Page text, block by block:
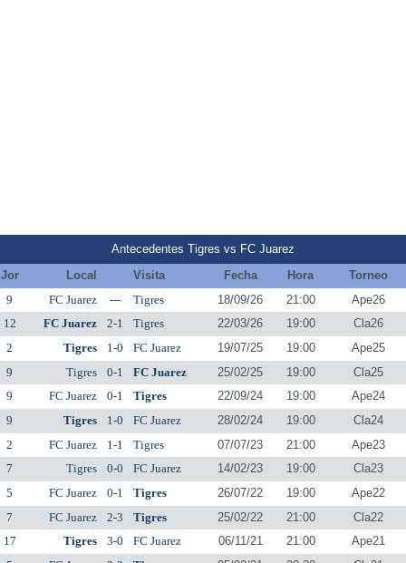
Antecedentes Tigres vs FC Juarez
Jor
Local Visita Fecha Hora
Torneo
9
FC Juarez --- Tigres 18/09/26 21:00
Ape26
12
FC Juarez 2-1 Tigres 22/03/26 19:00
Cla26
2
Tigres 1-0 FC Juarez 19/07/25 19:00
Ape25
9
Tigres 0-1 FC Juarez 25/02/25 19:00
Cla25
9
FC Juarez 0-1 Tigres 22/09/24 19:00
Ape24
9
Tigres 1-0 FC Juarez 28/02/24 19:00
Cla24
2
FC Juarez 1-1 Tigres 07/07/23 21:00
Ape23
7
Tigres 0-0 FC Juarez 14/02/23 19:00
Cla23
5
FC Juarez 0-1 Tigres 26/07/22 19:00
Ape22
7
FC Juarez 2-3 Tigres 25/02/22 21:00
Cla22
17
Tigres 3-0 FC Juarez 06/11/21 21:00
Ape21